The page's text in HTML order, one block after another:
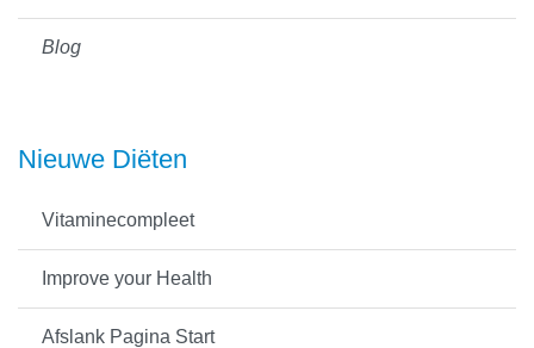
Blog
Nieuwe Diëten
Vitaminecompleet
Improve your Health
Afslank Pagina Start